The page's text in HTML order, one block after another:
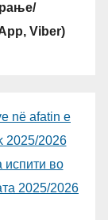
Viber)
në afatin e
2025/2026
во
2025/2026